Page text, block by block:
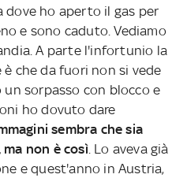
dove ho aperto il gas per
e sono caduto. Vediamo
A parte l'infortunio la
che da fuori non si vede
sorpasso con blocco e
ho dovuto dare
sembra che sia
non è così. Lo aveva già
e quest'anno in Austria,